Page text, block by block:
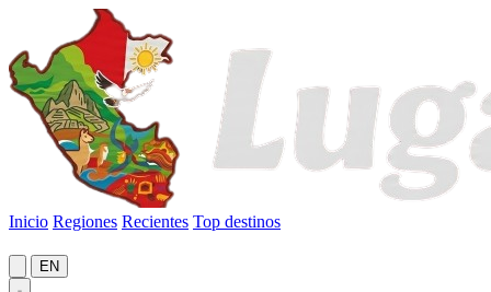
Inicio Regiones Recientes Top destinos
EN